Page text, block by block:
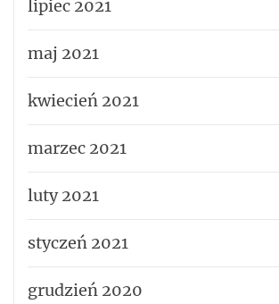
lipiec 2021
maj 2021
kwiecień 2021
marzec 2021
luty 2021
styczeń 2021
grudzień 2020